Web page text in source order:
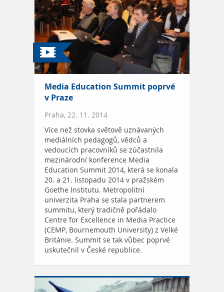
Media Education Summit poprvé
v Praze
Praha, 22. 11. 2014
Více než stovka světově uznávaných
mediálních pedagogů, vědců a
vedoucích pracovníků se zúčastnila
mezinárodní konference Media
Education Summit 2014, která se konala
20. a 21. listopadu 2014 v pražském
Goethe Institutu. Metropolitní
univerzita Praha se stala partnerem
summitu, který tradičně pořádalo
Centre for Excellence in Media Practice
(CEMP, Bournemouth University) z Velké
Británie. Summit se tak vůbec poprvé
uskutečnil v České republice.